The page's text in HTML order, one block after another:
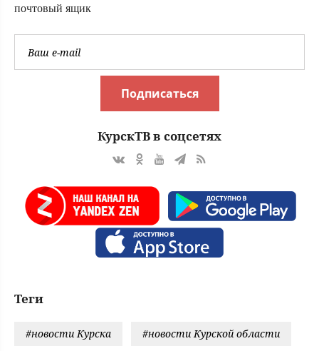
почтовый ящик
Подписаться
КурскТВ в соцсетях
Теги
#новости Курска #новости Курской области